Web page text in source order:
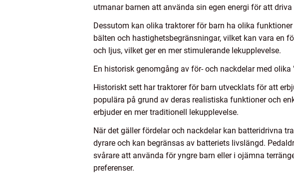
utmanar barnen att använda sin egen energi för att
Dessutom kan olika traktorer för barn ha olika
bälten och hastighetsbegränsningar, vilket kan vara en
och ljus, vilket ger en mer stimulerande lekupplevelse.
En historisk genomgång av för- och nackdelar med olika
Historiskt sett har traktorer för barn utvecklats för att
populära på grund av deras realistiska funktioner och
erbjuder en mer traditionell lekupplevelse.
När det gäller fördelar och nackdelar kan batteridrivna
dyrare och kan begränsas av batteriets livslängd.
svårare att använda för yngre barn eller i ojämna
preferenser.